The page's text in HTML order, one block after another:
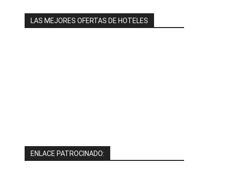
LAS MEJORES OFERTAS DE HOTELES
ENLACE PATROCINADO: